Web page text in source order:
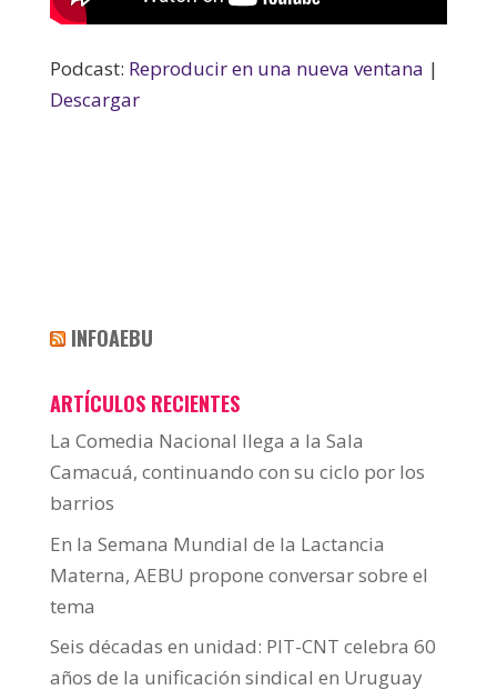
Podcast: Reproducir en una nueva ventana |
Descargar
INFOAEBU
ARTÍCULOS RECIENTES
La Comedia Nacional llega a la Sala
Camacuá, continuando con su ciclo por los
barrios
En la Semana Mundial de la Lactancia
Materna, AEBU propone conversar sobre el
tema
Seis décadas en unidad: PIT-CNT celebra 60
años de la unificación sindical en Uruguay